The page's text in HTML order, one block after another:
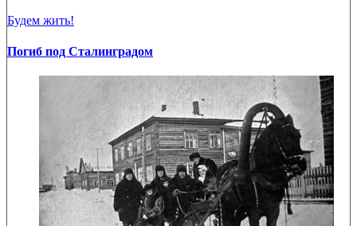
Будем жить!
Погиб под Сталинградом